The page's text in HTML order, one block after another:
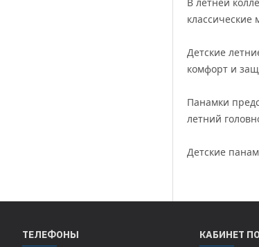
классические
Детские
комфорт и
Панамки
летний
Детские
ТЕЛЕФОНЫ КАБИНЕТ